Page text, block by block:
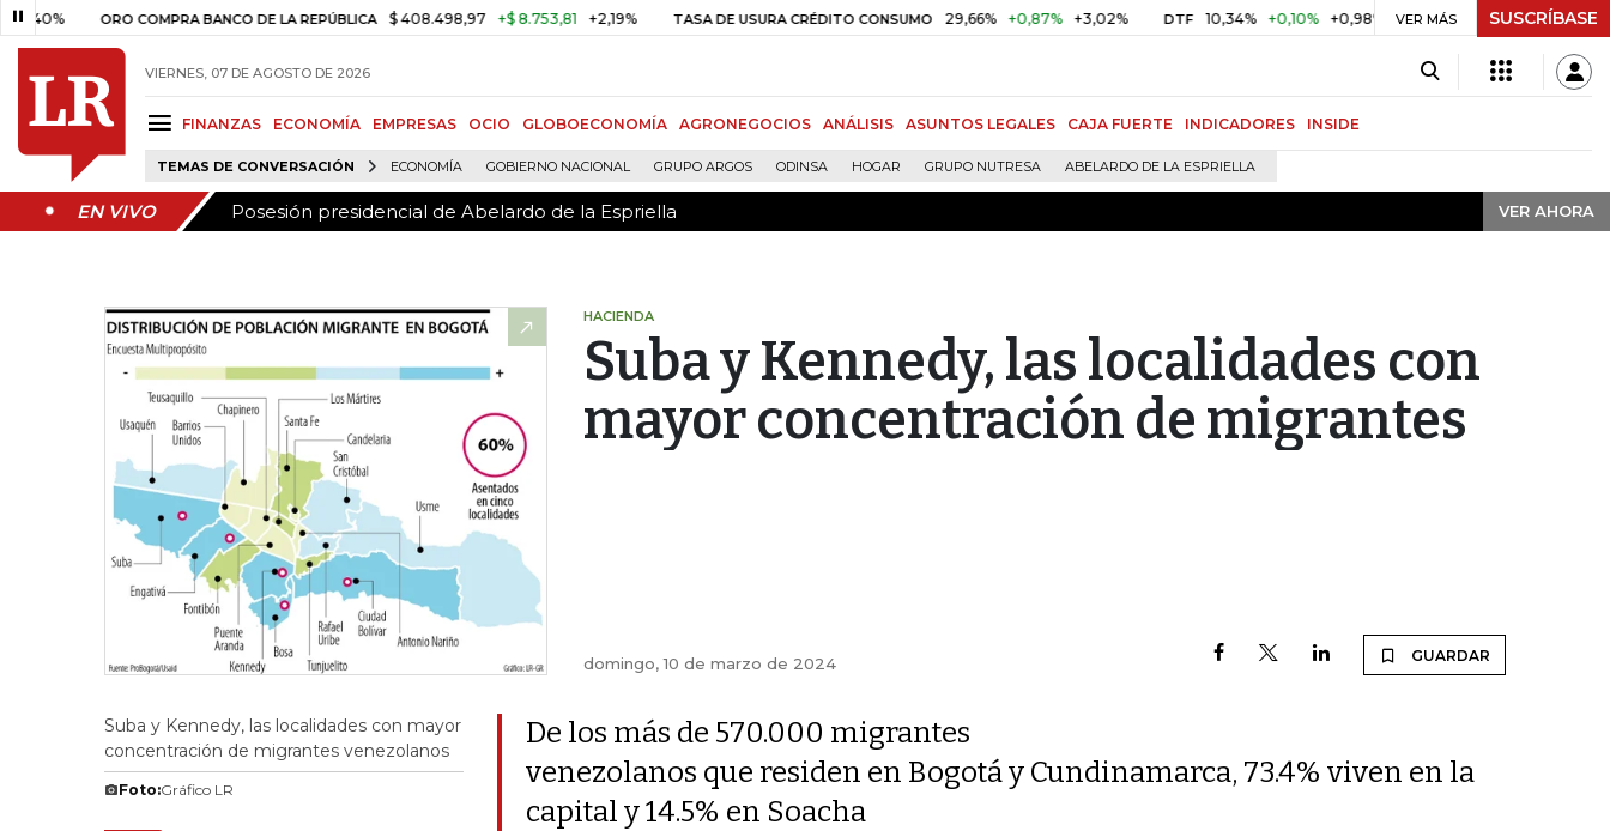
ORO COMPRA BANCO DE LA REPÚBLICA $ 408.498,97 +$ 8.753,81 +2,19% TASA DE USURA CRÉDITO CONSUMO 29,66% +0,87% +3,02% DTF 10,34% +0,10% +0,98% UVR $ 416,91 +$ 0,05 +0,01%
VER MÁS SUSCRÍBASE
VIERNES, 07 DE AGOSTO DE 2026
FINANZAS ECONOMÍA EMPRESAS OCIO GLOBOECONOMÍA AGRONEGOCIOS ANÁLISIS ASUNTOS LEGALES CAJA FUERTE INDICADORES INSIDE
TEMAS DE CONVERSACIÓN ECONOMÍA GOBIERNO NACIONAL GRUPO ARGOS ODINSA HOGAR GRUPO NUTRESA ABELARDO DE LA ESPRIELLA
EN VIVO Posesión presidencial de Abelardo de la Espriella VER AHORA
EN VIVO Posesión presidencial de Abelardo de la Espriella VER AHORA
HACIENDA
Suba y Kennedy, las localidades con
mayor concentración de migrantes
domingo, 10 de marzo de 2024 GUARDAR
Suba y Kennedy, las localidades con mayor
concentración de migrantes venezolanos
Foto:Gráfico LR
De los más de 570.000 migrantes
venezolanos que residen en Bogotá y Cundinamarca, 73.4% viven en la
capital y 14.5% en Soacha